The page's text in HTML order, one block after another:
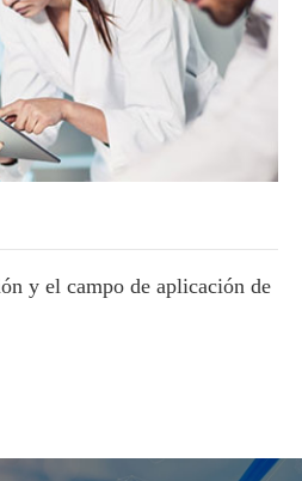
y el campo de aplicación de